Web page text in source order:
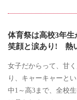
体育祭は高校3年生
笑顔と涙あり! 熱
女子だからって、甘
り、キャーキャーと
中1～高3まで、全校